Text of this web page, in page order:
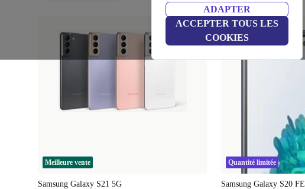
ADAPTER
ACCEPTER TOUS LES
COOKIES
Meilleure vente
Samsung Galaxy S21 5G
Quantité limitée
Samsung Galaxy S20 FE